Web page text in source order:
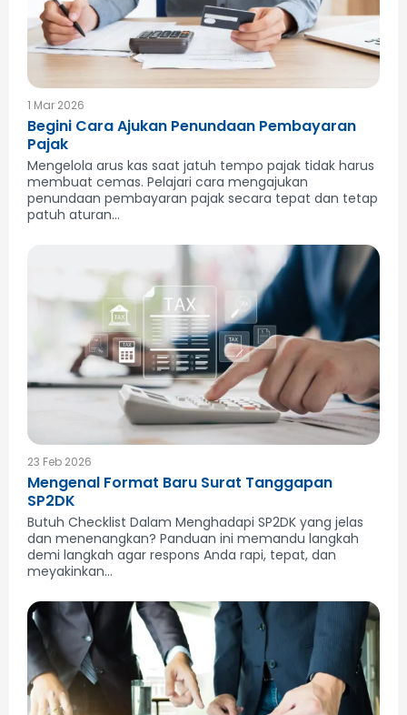
1 Mar 2026
Begini Cara Ajukan Penundaan Pembayaran
Pajak
Mengelola arus kas saat jatuh tempo pajak tidak harus
membuat cemas. Pelajari cara mengajukan
penundaan pembayaran pajak secara tepat dan tetap
patuh aturan...
23 Feb 2026
Mengenal Format Baru Surat Tanggapan
SP2DK
Butuh Checklist Dalam Menghadapi SP2DK yang jelas
dan menenangkan? Panduan ini memandu langkah
demi langkah agar respons Anda rapi, tepat, dan
meyakinkan...